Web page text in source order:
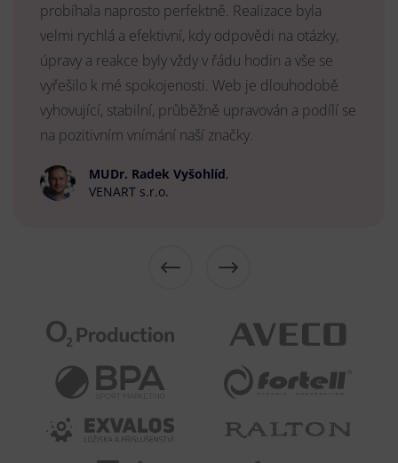
probíhala naprosto perfektně. Realizace byla
velmi rychlá a efektivní, kdy odpovědi na otázky,
úpravy a reakce byly vždy v řádu hodin a vše se
vyřešilo k mé spokojenosti. Web je dlouhodobě
vyhovující, stabilní, průběžně upravován a podílí se
na pozitivním vnímání naší značky.
MUDr. Radek Vyšohlíd,
VENART s.r.o.